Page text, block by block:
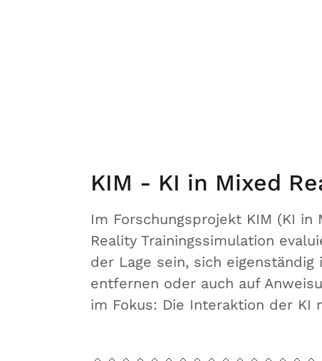
KIM - KI in Mixed
Im Forschungsprojekt KIM (KI
Reality Trainingssimulation
der Lage sein, sich
entfernen oder auch auf
im Fokus: Die Interaktion der